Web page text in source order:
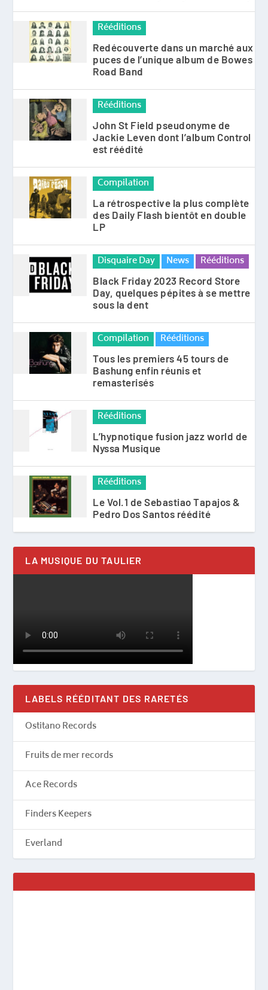
Rééditions
Redécouverte dans un marché aux
puces de l’unique album de Bowes
Road Band
Rééditions
John St Field pseudonyme de
Jackie Leven dont l’album Control
est réédité
Compilation
La rétrospective la plus complète
des Daily Flash bientôt en double
LP
Disquaire Day News Rééditions
Black Friday 2023 Record Store
Day, quelques pépites à se mettre
sous la dent
Compilation Rééditions
Tous les premiers 45 tours de
Bashung enfin réunis et
remasterisés
Rééditions
L’hypnotique fusion jazz world de
Nyssa Musique
Rééditions
Le Vol.1 de Sebastiao Tapajos &
Pedro Dos Santos réédité
LA MUSIQUE DU TAULIER
LABELS RÉÉDITANT DES RARETÉS
Ostitano Records
Fruits de mer records
Ace Records
Finders Keepers
Everland